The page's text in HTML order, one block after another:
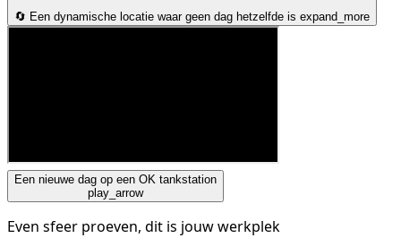
🔄 Een dynamische locatie waar geen dag hetzelfde is expand_more
Een nieuwe dag op een OK tankstation
play_arrow
Even sfeer proeven, dit is jouw werkplek